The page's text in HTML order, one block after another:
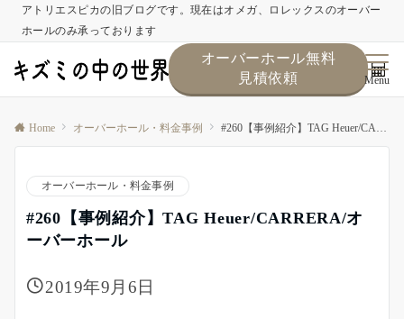
アトリエスピカの旧ブログです。現在はオメガ、ロレックスのオーバー
ホールのみ承っております
オーバーホール無料
見積依頼
Menu
Home オーバーホール・料金事例 #260【事例紹介】TAG Heuer/CARRERA/オーバーホール
オーバーホール・料金事例
#260【事例紹介】TAG Heuer/CARRERA/オ
ーバーホール
2019年9月6日